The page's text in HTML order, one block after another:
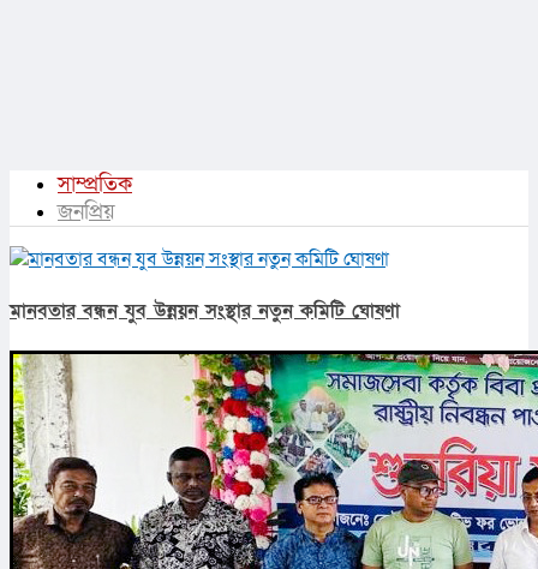
সাম্প্রতিক
জনপ্রিয়
মানবতার বন্ধন যুব উন্নয়ন সংস্থার নতুন কমিটি ঘোষণা